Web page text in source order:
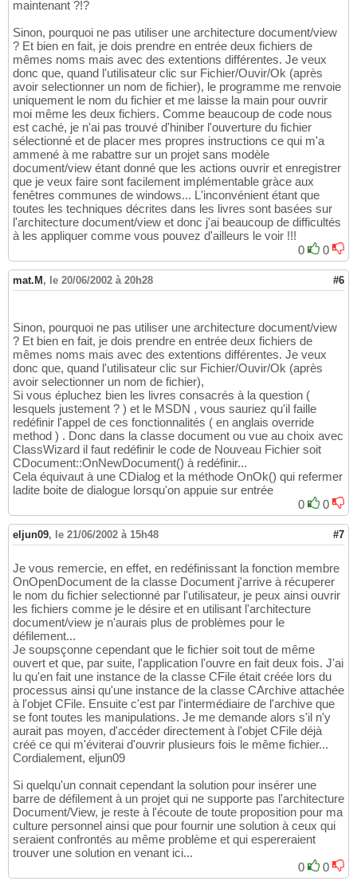
maintenant ?!?
Sinon, pourquoi ne pas utiliser une architecture document/view
? Et bien en fait, je dois prendre en entrée deux fichiers de
mêmes noms mais avec des extentions différentes. Je veux
donc que, quand l'utilisateur clic sur Fichier/Ouvir/Ok (après
avoir selectionner un nom de fichier), le programme me renvoie
uniquement le nom du fichier et me laisse la main pour ouvrir
moi même les deux fichiers. Comme beaucoup de code nous
est caché, je n'ai pas trouvé d'hiniber l'ouverture du fichier
sélectionné et de placer mes propres instructions ce qui m'a
ammené à me rabattre sur un projet sans modèle
document/view étant donné que les actions ouvrir et enregistrer
que je veux faire sont facilement implémentable gràce aux
fenêtres communes de windows... L'inconvénient étant que
toutes les techniques décrites dans les livres sont basées sur
l'architecture document/view et donc j'ai beaucoup de difficultés
à les appliquer comme vous pouvez d'ailleurs le voir !!!
0
0
mat.M , le 20/06/2002 à 20h28 #6
Sinon, pourquoi ne pas utiliser une architecture document/view
? Et bien en fait, je dois prendre en entrée deux fichiers de
mêmes noms mais avec des extentions différentes. Je veux
donc que, quand l'utilisateur clic sur Fichier/Ouvir/Ok (après
avoir selectionner un nom de fichier),
Si vous épluchez bien les livres consacrés à la question (
lesquels justement ? ) et le MSDN , vous sauriez qu'il faille
redéfinir l'appel de ces fonctionnalités ( en anglais override
method ) . Donc dans la classe document ou vue au choix avec
ClassWizard il faut redéfinir le code de Nouveau Fichier soit
CDocument::OnNewDocument() à redéfinir...
Cela équivaut à une CDialog et la méthode OnOk() qui refermer
ladite boite de dialogue lorsqu'on appuie sur entrée
0
0
eljun09, le 21/06/2002 à 15h48 #7
Je vous remercie, en effet, en redéfinissant la fonction membre
OnOpenDocument de la classe Document j'arrive à récuperer
le nom du fichier selectionné par l'utilisateur, je peux ainsi ouvrir
les fichiers comme je le désire et en utilisant l'architecture
document/view je n'aurais plus de problèmes pour le
défilement...
Je soupsçonne cependant que le fichier soit tout de même
ouvert et que, par suite, l'application l'ouvre en fait deux fois. J'ai
lu qu'en fait une instance de la classe CFile était créée lors du
processus ainsi qu'une instance de la classe CArchive attachée
à l'objet CFile. Ensuite c'est par l'intermédiaire de l'archive que
se font toutes les manipulations. Je me demande alors s'il n'y
aurait pas moyen, d'accéder directement à l'objet CFile déjà
créé ce qui m'éviterai d'ouvrir plusieurs fois le même fichier...
Cordialement, eljun09
Si quelqu'un connait cependant la solution pour insérer une
barre de défilement à un projet qui ne supporte pas l'architecture
Document/View, je reste à l'écoute de toute proposition pour ma
culture personnel ainsi que pour fournir une solution à ceux qui
seraient confrontés au même problème et qui espereraient
trouver une solution en venant ici...
0
0